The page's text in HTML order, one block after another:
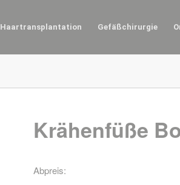
Haartransplantation Gefäßchirurgie
Krähenfüße
Abpreis: